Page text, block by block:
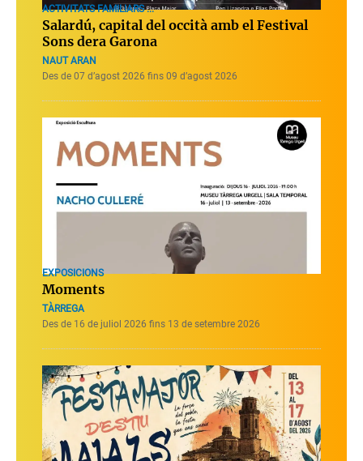
ACTIVITATS FAMILIARS ...
Salardú, capital del occità amb el Festival
Sons dera Garona
NAUT ARAN
Des de 07 d’agost 2026 fins 09 d’agost 2026
EXPOSICIONS
Moments
TÀRREGA
Des de 16 de juliol 2026 fins 13 de setembre 2026